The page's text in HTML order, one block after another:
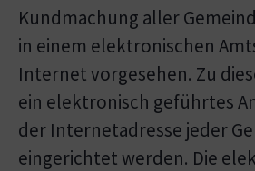
Kundmachung aller
in einem elektronischen
Internet vorgesehen. Zu
ein elektronisch geführtes
der Internetadresse jeder
eingerichtet werden. Die